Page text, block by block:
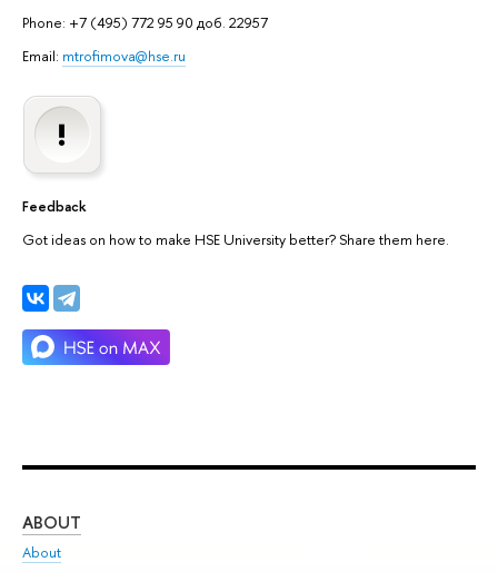
Phone: +7 (495) 772 95 90 доб. 22957
Email: mtrofimova@hse.ru
Feedback
Got ideas on how to make HSE University better? Share them here.
ABOUT
About